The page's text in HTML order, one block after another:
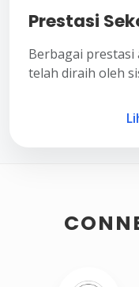
Prestasi
Berbagai prestasi
telah diraih oleh